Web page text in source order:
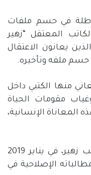
في حسم ملفات
المعتقل “زهير
يعانون الاعتقال
حسم ملفه وتأخيره.
منها الكتبي داخل
مقومات الحياة
المعاناة الإنسانية،
واعتقلت السلطة السعودية الكاتب زهير، في يناير 2019
الإصلاحية في